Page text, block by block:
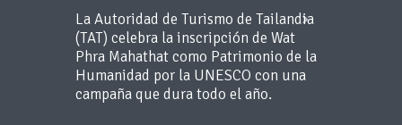
La Autoridad de Turismo de Tailandia
(TAT) celebra la inscripción de Wat
Phra Mahathat como Patrimonio de la
Humanidad por la UNESCO con una
campaña que dura todo el año.